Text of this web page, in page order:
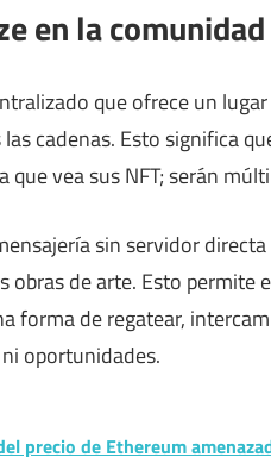
en la
que ofrece un
cadenas. Esto significa
que vea sus NFT; serán
sin servidor
obras de arte. Esto
forma de regatear,
oportunidades.
precio de Ethereum